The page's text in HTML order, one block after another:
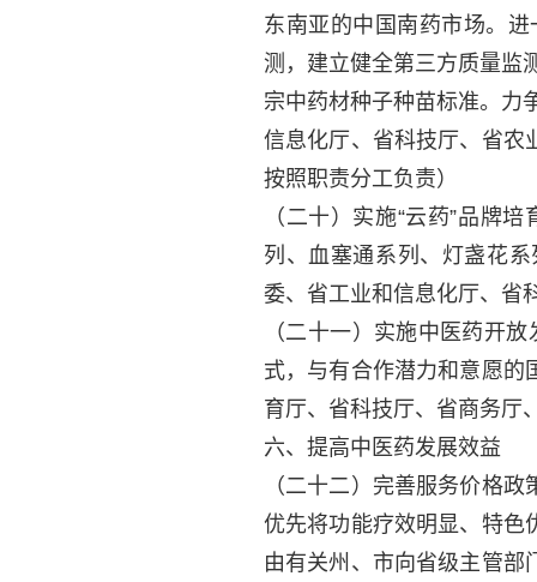
东南亚的中国南药市场。
测，建立健全第三方质量监
宗中药材种子种苗标准。力
信息化厅、省科技厅、省农
按照职责分工负责）
（二十）实施“云药”品牌培
列、血塞通系列、灯盏花
委、省工业和信息化厅、省
（二十一）实施中医药开
式，与有合作潜力和意愿的
育厅、省科技厅、省商务厅
六、提高中医药发展效益
（二十二）完善服务价格政
优先将功能疗效明显、特色
由有关州、市向省级主管部